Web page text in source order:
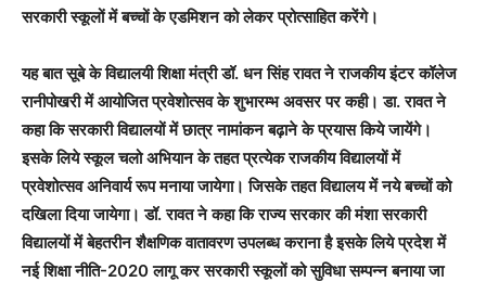
सरकारी स्कूलों में बच्चों के एडमिशन को लेकर प्रोत्साहित करेंगे।
यह बात सूबे के विद्यालयी शिक्षा मंत्री डॉ. धन सिंह रावत ने राजकीय इंटर कॉलेज
रानीपोखरी में आयोजित प्रवेशोत्सव के शुभारम्भ अवसर पर कही। डा. रावत ने
कहा कि सरकारी विद्यालयों में छात्र नामांकन बढ़ाने के प्रयास किये जायेंगे।
इसके लिये स्कूल चलो अभियान के तहत प्रत्येक राजकीय विद्यालयों में
प्रवेशोत्सव अनिवार्य रूप मनाया जायेगा। जिसके तहत विद्यालय में नये बच्चों को
दखिला दिया जायेगा। डॉ. रावत ने कहा कि राज्य सरकार की मंशा सरकारी
विद्यालयों में बेहतरीन शैक्षणिक वातावरण उपलब्ध कराना है इसके लिये प्रदेश में
नई शिक्षा नीति-2020 लागू कर सरकारी स्कूलों को सुविधा सम्पन्न बनाया जा